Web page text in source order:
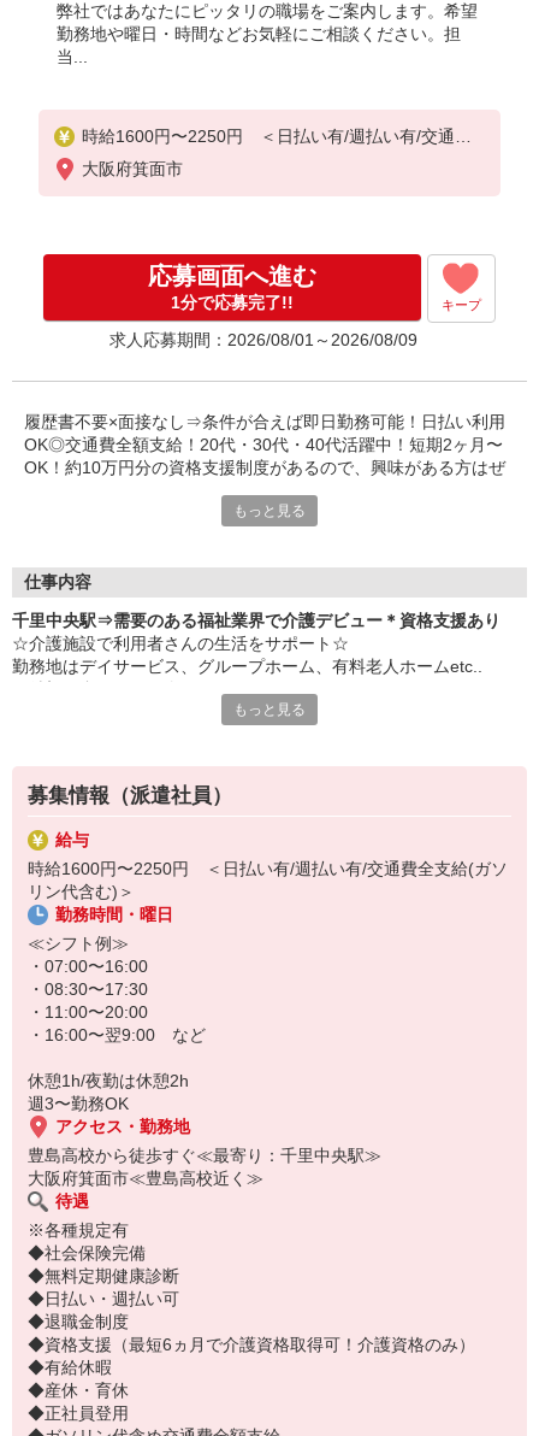
弊社ではあなたにピッタリの職場をご案内します。希望
勤務地や曜日・時間などお気軽にご相談ください。担
当...
時給1600円〜2250円 ＜日払い有/週払い有/交通費
全支給(ガソリン代含む)＞
大阪府箕面市
応募画面へ進む
1分で応募完了!! キープ
求人応募期間：2026/08/01～2026/08/09
履歴書不要×面接なし⇒条件が合えば即日勤務可能！日払い利用
OK◎交通費全額支給！20代・30代・40代活躍中！短期2ヶ月〜
OK！約10万円分の資格支援制度があるので、興味がある方はぜ
もっと見る
仕事内容
千里中央駅⇒需要のある福祉業界で介護デビュー＊資格支援あり
☆介護施設で利用者さんの生活をサポート☆
勤務地はデイサービス、グループホーム、有料老人ホームetc..
▼お仕事内容
・食事介助、排泄介助、入浴介助
・見守り、声かけ、ベッドメイキングなどの日常支援
・介護記録の入力、申し送り など
「介護経験を積みたい」「人と関わることが好き」な方、オススメ
です！
初任者研修、実務者研修の資格が実質無料で取れます！
わからないことは先輩スタッフが丁寧に教えます◎
専任のコーディネーターもつくので安心してお仕事が始められます
よ(＾ ＾)
もっと見る
募集情報（派遣社員）
給与
時給1600円〜2250円 ＜日払い有/週払い有/交通費全支給(ガソ
リン代含む)＞
勤務時間・曜日
≪シフト例≫
・07:00〜16:00
・08:30〜17:30
・11:00〜20:00
・16:00〜翌9:00 など
休憩1h/夜勤は休憩2h
週3〜勤務OK
アクセス・勤務地
豊島高校から徒歩すぐ≪最寄り：千里中央駅≫
大阪府箕面市≪豊島高校近く≫
待遇
※各種規定有
◆社会保険完備
◆無料定期健康診断
◆日払い・週払い可
◆退職金制度
◆資格支援（最短6ヵ月で介護資格取得可！介護資格のみ）
◆有給休暇
◆産休・育休
◆正社員登用